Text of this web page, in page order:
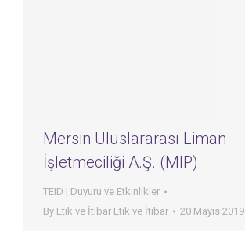
Mersin Uluslararası Liman
İşletmeciliği A.Ş. (MIP)
TEID | Duyuru ve Etkinlikler
By Etik ve İtibar Etik ve İtibar 20 Mayıs 2019